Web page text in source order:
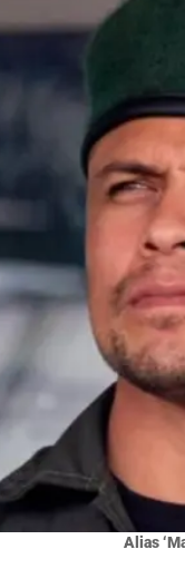
Alias